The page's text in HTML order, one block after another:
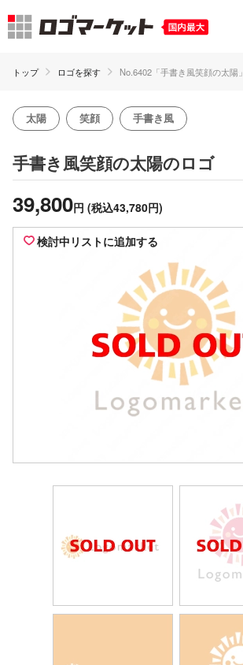
トップ ロゴを探す No.6402「手書き風笑顔の太陽」
太陽 笑顔 手書き風
手書き風笑顔の太陽のロゴ
39,800円 (税込43,780円)
検討中リストに追加する